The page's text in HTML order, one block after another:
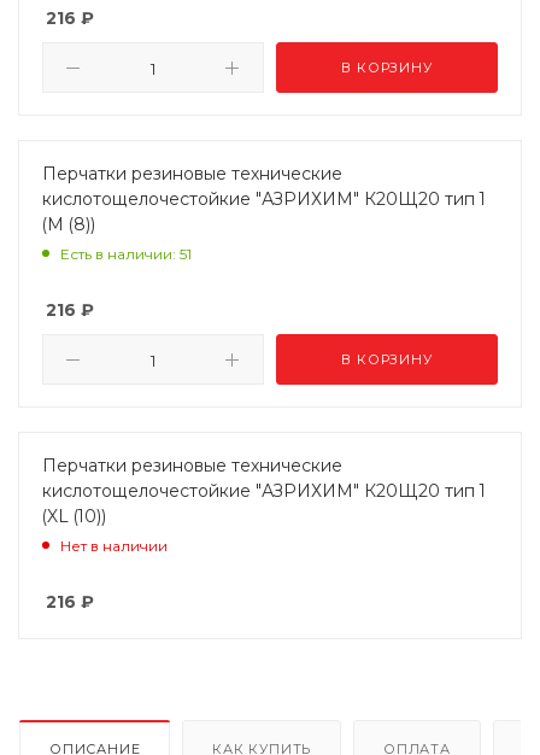
216 ₽
В КОРЗИНУ
Перчатки резиновые технические
кислотощелочестойкие "АЗРИХИМ" К20Щ20 тип 1
(M (8))
Есть в наличии: 51
216 ₽
В КОРЗИНУ
Перчатки резиновые технические
кислотощелочестойкие "АЗРИХИМ" К20Щ20 тип 1
(XL (10))
Нет в наличии
216 ₽
ОПИСАНИЕ КАК КУПИТЬ ОПЛАТА